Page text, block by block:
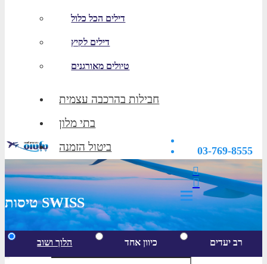
דילים הכל כלול
דילים לקיץ
טיולים מאורגנים
חבילות בהרכבה עצמית
בתי מלון
ביטול הזמנה
03-769-8555
טיסות SWISS
הלוך ושוב כיוון אחד רב יעדים